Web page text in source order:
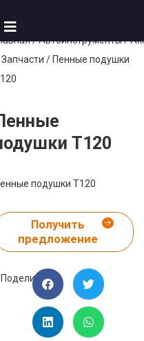
/Автоинструменты/
Запчасти / Пенные подушки
T120
подушки T120
Получить
предложение
Поделиться: